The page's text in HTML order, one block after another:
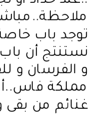
توجد باب
نستنتج أن
و الفرسان و
مملكة
غنائم من بقى